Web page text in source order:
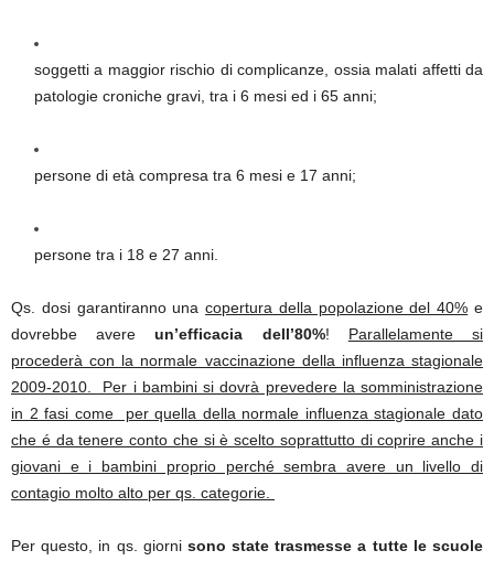
soggetti a maggior rischio di complicanze, ossia malati affetti da
patologie croniche gravi, tra i 6 mesi ed i 65 anni;
persone di età compresa tra 6 mesi e 17 anni;
persone tra i 18 e 27 anni.
Qs. dosi garantiranno unacopertura della popolazione del 40% e
dovrebbe avereun’efficacia dell’80%! Parallelamente si
procederà con la normale vaccinazione della influenza stagionale
2009-2010. Per i bambini si dovrà prevedere la somministrazione
in 2 fasi come per quella della normale influenza stagionale dato
che é da tenere conto che si è scelto soprattutto di coprire anche i
giovani e i bambini proprio perché sembra avere un livello di
contagio molto alto per qs. categorie.
Per questo, in qs. giorni sono state trasmesse a tutte le scuole